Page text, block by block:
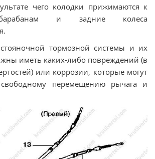
чего колодки прижимаются к
и задние колеса
тормозной системы и их
иметь каких-либо повреждений (в
или коррозии, которые могут
свободному перемещению рычага и